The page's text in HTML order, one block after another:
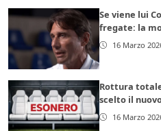
Se viene lui
fregate: la
16 Marzo
Rottura
scelto il
16 Marzo